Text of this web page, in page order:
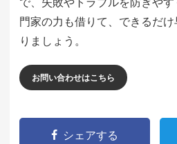
門家の力も借りて、できるだ
りましょう。
お問い合わせはこちら
シェアする